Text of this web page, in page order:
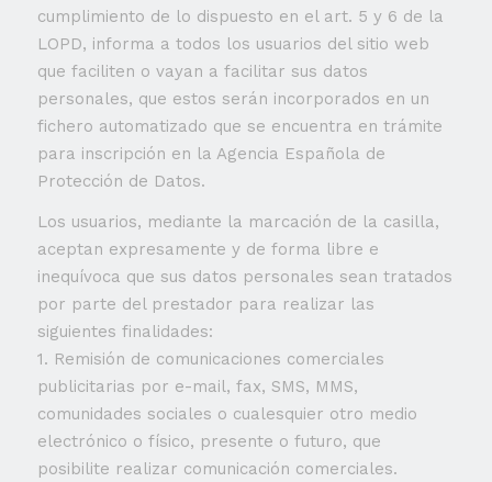
cumplimiento de lo dispuesto en el art. 5 y 6 de la
LOPD, informa a todos los usuarios del sitio web
que faciliten o vayan a facilitar sus datos
personales, que estos serán incorporados en un
fichero automatizado que se encuentra en trámite
para inscripción en la Agencia Española de
Protección de Datos.
Los usuarios, mediante la marcación de la casilla,
aceptan expresamente y de forma libre e
inequívoca que sus datos personales sean tratados
por parte del prestador para realizar las
siguientes finalidades:
1. Remisión de comunicaciones comerciales
publicitarias por e-mail, fax, SMS, MMS,
comunidades sociales o cualesquier otro medio
electrónico o físico, presente o futuro, que
posibilite realizar comunicación comerciales.